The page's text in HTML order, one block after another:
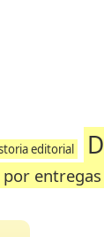
editorial
por entregas